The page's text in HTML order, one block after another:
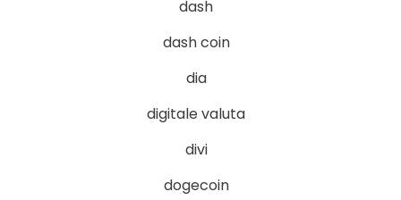
dash
dash coin
dia
digitale valuta
divi
dogecoin